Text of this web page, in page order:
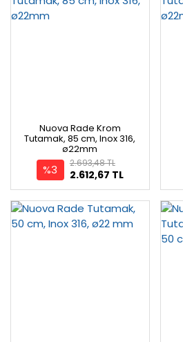
Nuova Rade Krom
Tutamak, 85 cm, Inox 316,
ø22mm
%3 2.612,67 TL
2.693,48 TL